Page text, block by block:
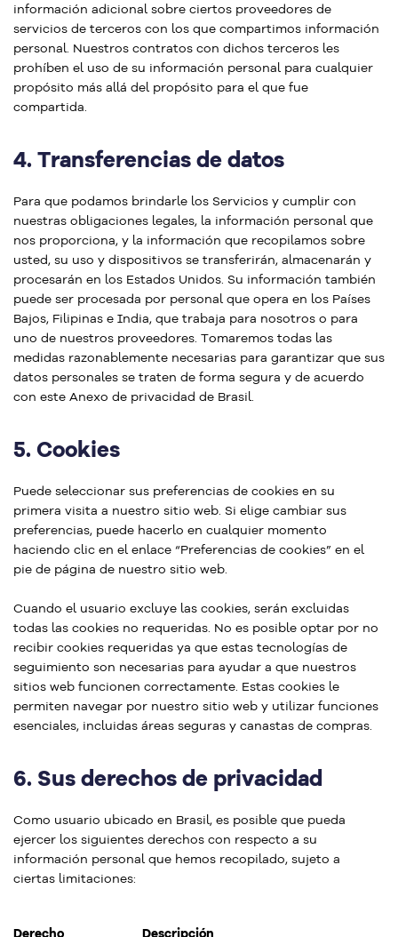
información adicional sobre ciertos proveedores de
servicios de terceros con los que compartimos información
personal. Nuestros contratos con dichos terceros les
prohíben el uso de su información personal para cualquier
propósito más allá del propósito para el que fue
compartida.
4. Transferencias de datos
Para que podamos brindarle los Servicios y cumplir con
nuestras obligaciones legales, la información personal que
nos proporciona, y la información que recopilamos sobre
usted, su uso y dispositivos se transferirán, almacenarán y
procesarán en los Estados Unidos. Su información también
puede ser procesada por personal que opera en los Países
Bajos, Filipinas e India, que trabaja para nosotros o para
uno de nuestros proveedores. Tomaremos todas las
medidas razonablemente necesarias para garantizar que sus
datos personales se traten de forma segura y de acuerdo
con este Anexo de privacidad de Brasil.
5. Cookies
Puede seleccionar sus preferencias de cookies en su
primera visita a nuestro sitio web. Si elige cambiar sus
preferencias, puede hacerlo en cualquier momento
haciendo clic en el enlace “Preferencias de cookies” en el
pie de página de nuestro sitio web.
Cuando el usuario excluye las cookies, serán excluidas
todas las cookies no requeridas. No es posible optar por no
recibir cookies requeridas ya que estas tecnologías de
seguimiento son necesarias para ayudar a que nuestros
sitios web funcionen correctamente. Estas cookies le
permiten navegar por nuestro sitio web y utilizar funciones
esenciales, incluidas áreas seguras y canastas de compras.
6. Sus derechos de privacidad
Como usuario ubicado en Brasil, es posible que pueda
ejercer los siguientes derechos con respecto a su
información personal que hemos recopilado, sujeto a
ciertas limitaciones:
Derecho Descripción